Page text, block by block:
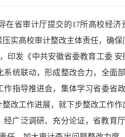
在省审计厅提交的17所高校经济
实高校审计整改主体责任，确保
印发《中共安徽省委教育工委
系统联动，形成整改合力， 全面
指导推进会，集体学习省委
改工作进展，就下步整改工作作
经广泛调研、充分论证，省教育